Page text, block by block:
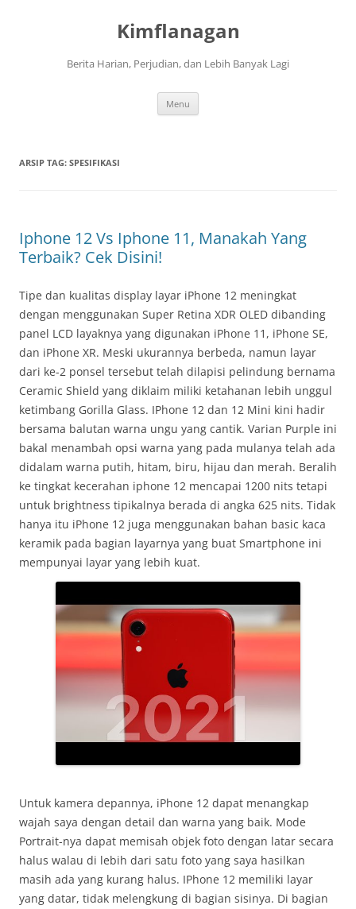
Kimflanagan
Berita Harian, Perjudian, dan Lebih Banyak Lagi
Menu
ARSIP TAG: SPESIFIKASI
Iphone 12 Vs Iphone 11, Manakah Yang
Terbaik? Cek Disini!
Tipe dan kualitas display layar iPhone 12 meningkat
dengan menggunakan Super Retina XDR OLED dibanding
panel LCD layaknya yang digunakan iPhone 11, iPhone SE,
dan iPhone XR. Meski ukurannya berbeda, namun layar
dari ke-2 ponsel tersebut telah dilapisi pelindung bernama
Ceramic Shield yang diklaim miliki ketahanan lebih unggul
ketimbang Gorilla Glass. IPhone 12 dan 12 Mini kini hadir
bersama balutan warna ungu yang cantik. Varian Purple ini
bakal menambah opsi warna yang pada mulanya telah ada
didalam warna putih, hitam, biru, hijau dan merah. Beralih
ke tingkat kecerahan iphone 12 mencapai 1200 nits tetapi
untuk brightness tipikalnya berada di angka 625 nits. Tidak
hanya itu iPhone 12 juga menggunakan bahan basic kaca
keramik pada bagian layarnya yang buat Smartphone ini
mempunyai layar yang lebih kuat.
Untuk kamera depannya, iPhone 12 dapat menangkap
wajah saya dengan detail dan warna yang baik. Mode
Portrait-nya dapat memisah objek foto dengan latar secara
halus walau di lebih dari satu foto yang saya hasilkan
masih ada yang kurang halus. IPhone 12 memiliki layar
yang datar, tidak melengkung di bagian sisinya. Di bagian